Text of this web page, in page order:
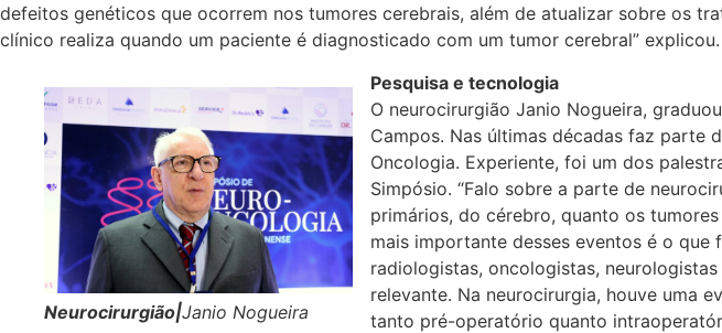
defeitos genéticos que ocorrem nos tumores cerebrais, além de atualizar sobre os
clínico realiza quando um paciente é diagnosticado com um tumor cerebral” explicou.
Neurocirurgião|Janio Nogueira
Pesquisa e tecnologia
O neurocirurgião Janio Nogueira,
Campos. Nas últimas décadas faz parte
Oncologia. Experiente, foi um dos
Simpósio. “Falo sobre a parte de
primários, do cérebro, quanto os
mais importante desses eventos é o
radiologistas, oncologistas,
relevante. Na neurocirurgia, houve uma
tanto pré-operatório quanto